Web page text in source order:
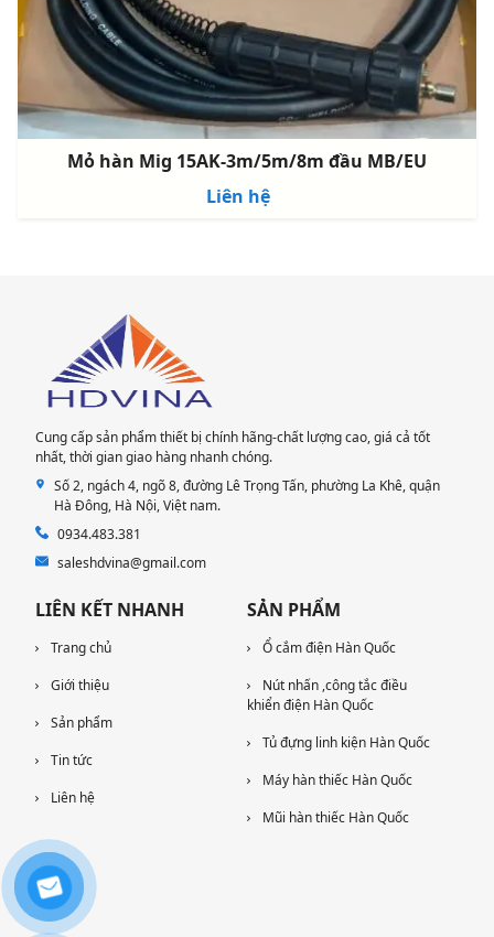
Mỏ hàn Mig 15AK-3m/5m/8m đầu MB/EU
Liên hệ
Cung cấp sản phẩm thiết bị chính hãng-chất lượng cao, giá cả tốt
nhất, thời gian giao hàng nhanh chóng.
Số 2, ngách 4, ngõ 8, đường Lê Trọng Tấn, phường La Khê, quận
Hà Đông, Hà Nội​, Việt nam.
0934.483.381
saleshdvina@gmail.com
LIÊN KẾT NHANH
Trang chủ
Giới thiệu
Sản phẩm
Tin tức
Liên hệ
SẢN PHẨM
Ổ cắm điện Hàn Quốc
Nút nhấn ,công tắc điều
khiển điện Hàn Quốc
Tủ đựng linh kiện Hàn Quốc
Máy hàn thiếc Hàn Quốc
Mũi hàn thiếc Hàn Quốc